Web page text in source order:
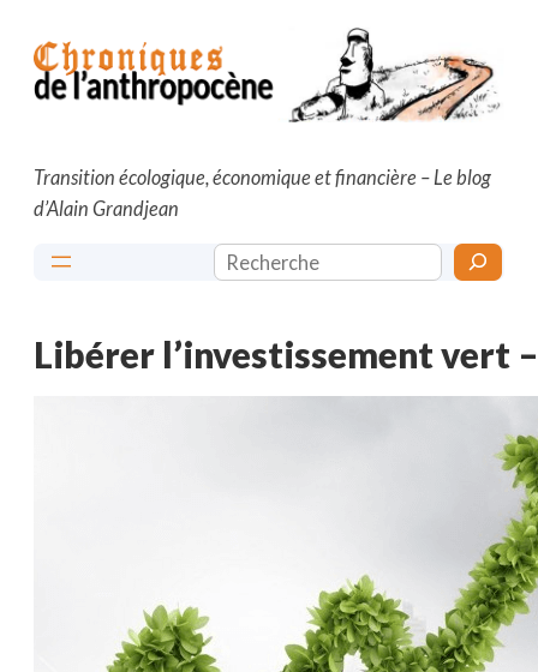
contenu
Transition écologique, économique et financière – Le blog
d’Alain Grandjean
Rechercher
Libérer l’investissement vert